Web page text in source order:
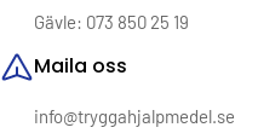
Gävle: 073 850 25 19
Maila oss
info@tryggahjalpmedel.se